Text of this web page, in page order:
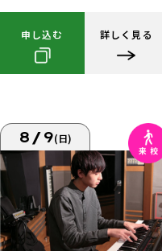
申し込む 詳しく見る
8/9(日)